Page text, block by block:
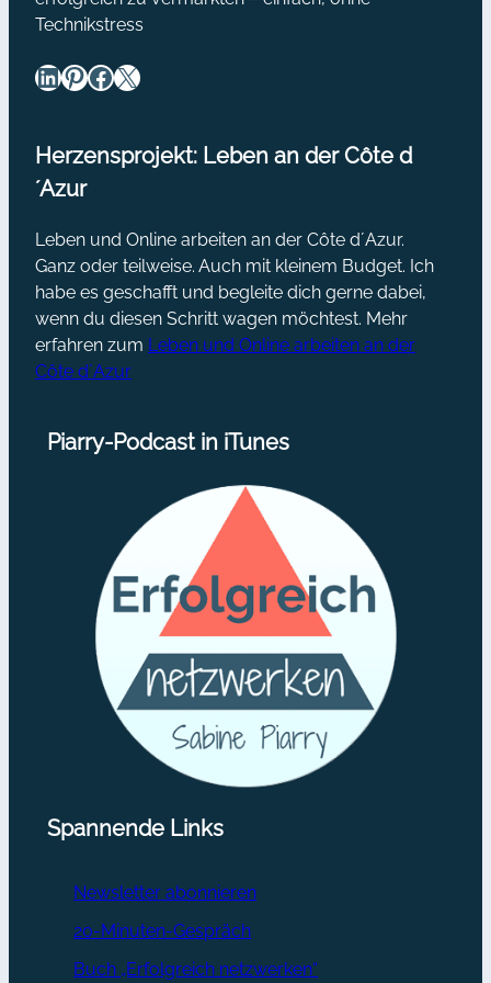
Technikstress
LinkedIn Pinterest Facebook X
Herzensprojekt: Leben an der Côte d
´Azur
Leben und Online arbeiten an der Côte d´Azur.
Ganz oder teilweise. Auch mit kleinem Budget. Ich
habe es geschafft und begleite dich gerne dabei,
wenn du diesen Schritt wagen möchtest. Mehr
erfahren zum Leben und Online arbeiten an der
Côte d´Azur
Piarry-Podcast in iTunes
Spannende Links
Newsletter abonnieren
20-Minuten-Gespräch
Buch „Erfolgreich netzwerken“